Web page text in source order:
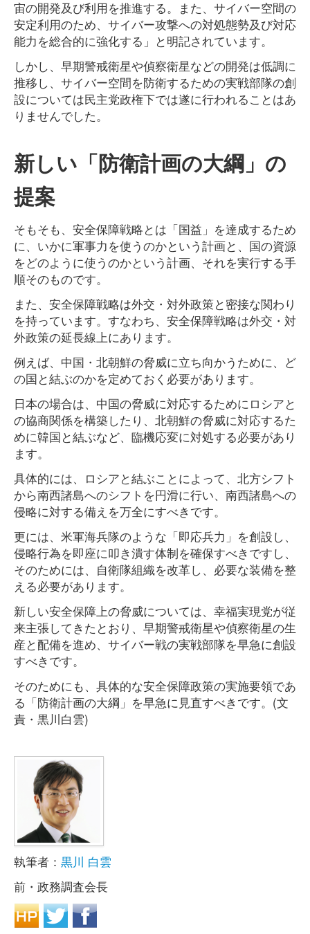
宙の開発及び利用を推進する。また、サイバー空間の
安定利用のため、サイバー攻撃への対処態勢及び対応
能力を総合的に強化する」と明記されています。
しかし、早期警戒衛星や偵察衛星などの開発は低調に
推移し、サイバー空間を防衛するための実戦部隊の創
設については民主党政権下では遂に行われることはあ
りませんでした。
新しい「防衛計画の大綱」の
提案
そもそも、安全保障戦略とは「国益」を達成するため
に、いかに軍事力を使うのかという計画と、国の資源
をどのように使うのかという計画、それを実行する手
順そのものです。
また、安全保障戦略は外交・対外政策と密接な関わり
を持っています。すなわち、安全保障戦略は外交・対
外政策の延長線上にあります。
例えば、中国・北朝鮮の脅威に立ち向かうために、ど
の国と結ぶのかを定めておく必要があります。
日本の場合は、中国の脅威に対応するためにロシアと
の協商関係を構築したり、北朝鮮の脅威に対応するた
めに韓国と結ぶなど、臨機応変に対処する必要があり
ます。
具体的には、ロシアと結ぶことによって、北方シフト
から南西諸島へのシフトを円滑に行い、南西諸島への
侵略に対する備えを万全にすべきです。
更には、米軍海兵隊のような「即応兵力」を創設し、
侵略行為を即座に叩き潰す体制を確保すべきですし、
そのためには、自衛隊組織を改革し、必要な装備を整
える必要があります。
新しい安全保障上の脅威については、幸福実現党が従
来主張してきたとおり、早期警戒衛星や偵察衛星の生
産と配備を進め、サイバー戦の実戦部隊を早急に創設
すべきです。
そのためにも、具体的な安全保障政策の実施要領であ
る「防衛計画の大綱」を早急に見直すべきです。(文
責・黒川白雲)
執筆者： 黒川 白雲
前・政務調査会長